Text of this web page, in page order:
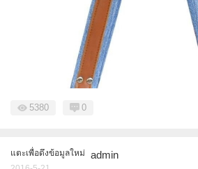
5380 0
แตะเพื่อดึงข้อมูลใหม่ admin